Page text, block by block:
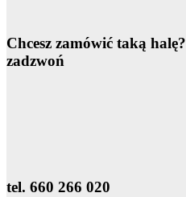
Chcesz zamówić taką halę?
zadzwoń
tel. 660 266 020